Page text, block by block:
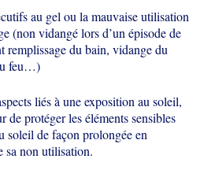
au gel ou la mauvaise utilisation
(non vidangé lors d’un épisode de
remplissagedu bain, vidange du
feu…)
liés à une exposition au soleil,
de protéger les éléments sensibles
soleil defaçon prolongée en
sa non utilisation.